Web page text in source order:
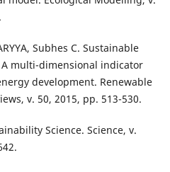
Subhes C. Sustainable
multi-dimensional indicator
development. Renewable
v. 50, 2015, pp. 513-530.
Science. Science, v.